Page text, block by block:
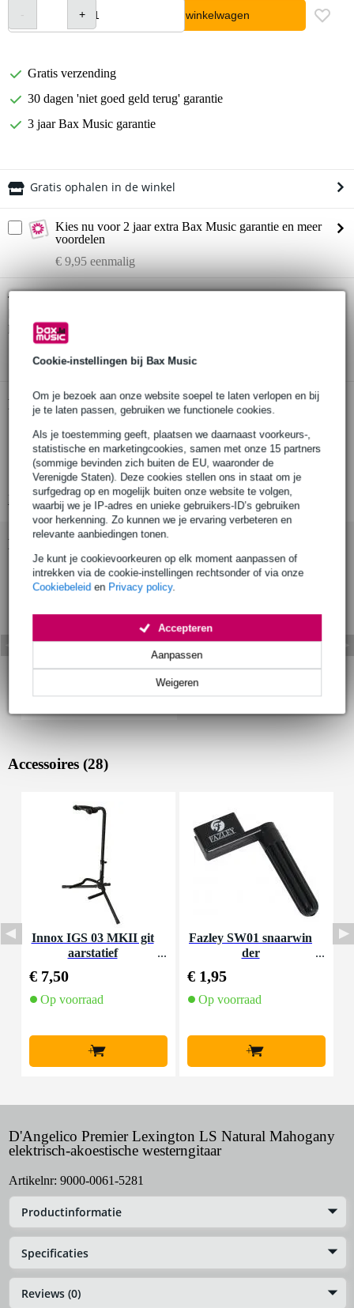
Cookie-instellingen bij Bax Music
Om je bezoek aan onze website soepel te laten verlopen en bij
je te laten passen, gebruiken we functionele cookies.
Als je toestemming geeft, plaatsen we daarnaast voorkeurs-,
statistische en marketingcookies, samen met onze 15 partners
(sommige bevinden zich buiten de EU, waaronder de
Verenigde Staten). Deze cookies stellen ons in staat om je
surfgedrag op en mogelijk buiten onze website te volgen,
waarbij we je IP-adres en unieke gebruikers-ID’s gebruiken
voor herkenning. Zo kunnen we je ervaring verbeteren en
relevante aanbiedingen tonen.
Je kunt je cookievoorkeuren op elk moment aanpassen of
intrekken via de cookie-instellingen rechtsonder of via onze
Cookiebeleid en Privacy policy.
Weigeren
Aanpassen
Accepteren
In winkelwagen
Gratis verzending
30 dagen 'niet goed geld terug' garantie
3 jaar Bax Music garantie
Gratis ophalen in de winkel
Kies nu voor 2 jaar extra Bax Music garantie en meer
voordelen
€ 9,95 eenmalig
Twijfel je of de
past? Doe de check.
Productinformatie
soort instrument: westerngitaar
merk: D'Angelico
model: Premier Lexington LS
Bekijk alle productspecificaties
Bekijk ook eens (1)
Accessoires (28)
Innox IGS 03 MKII git
aarstatief
€ 7,50
Op voorraad
+
Fazley SW01 snaarwin
der
€ 1,95
Op voorraad
+
D'Angelico Premier Lexington LS Natural Mahogany
elektrisch-akoestische westerngitaar
Artikelnr: 9000-0061-5281
Productinformatie
Specificaties
Reviews (0)